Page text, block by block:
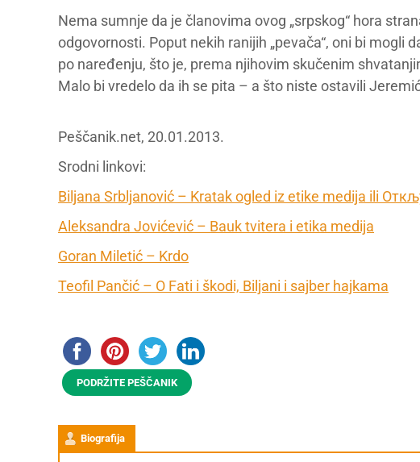
Nema sumnje da je članovima ovog „srpskog“ hora
odgovornosti. Poput nekih ranijih „pevača“, oni bi mogli
po naređenju, što je, prema njihovim skučenim
Malo bi vredelo da ih se pita – a što niste ostavili
Peščanik.net, 20.01.2013.
Srodni linkovi:
Biljana Srbljanović – Kratak ogled iz etike medija ili
Aleksandra Jovićević – Bauk tvitera i etika medija
Goran Miletić – Krdo
Teofil Pančić – O Fati i škodi, Biljani i sajber hajkama
PODRŽITE PEŠČANIK
Biografija